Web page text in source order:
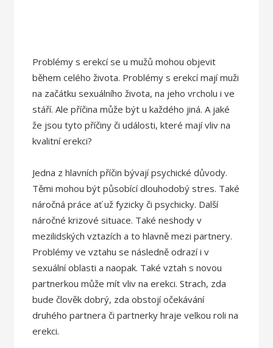
Problémy s erekcí se u mužů mohou objevit
během celého života. Problémy s erekcí mají muži
na začátku sexuálního života, na jeho vrcholu i ve
stáří. Ale příčina může být u každého jiná. A jaké
že jsou tyto příčiny či události, které mají vliv na
kvalitní erekci?
Jedna z hlavních příčin bývají psychické důvody.
Těmi mohou být působící dlouhodobý stres. Také
náročná práce ať už fyzicky či psychicky. Další
náročné krizové situace. Také neshody v
mezilidských vztazích a to hlavně mezi partnery.
Problémy ve vztahu se následně odrazí i v
sexuální oblasti a naopak. Také vztah s novou
partnerkou může mít vliv na erekci. Strach, zda
bude člověk dobrý, zda obstojí očekávání
druhého partnera či partnerky hraje velkou roli na
erekci.